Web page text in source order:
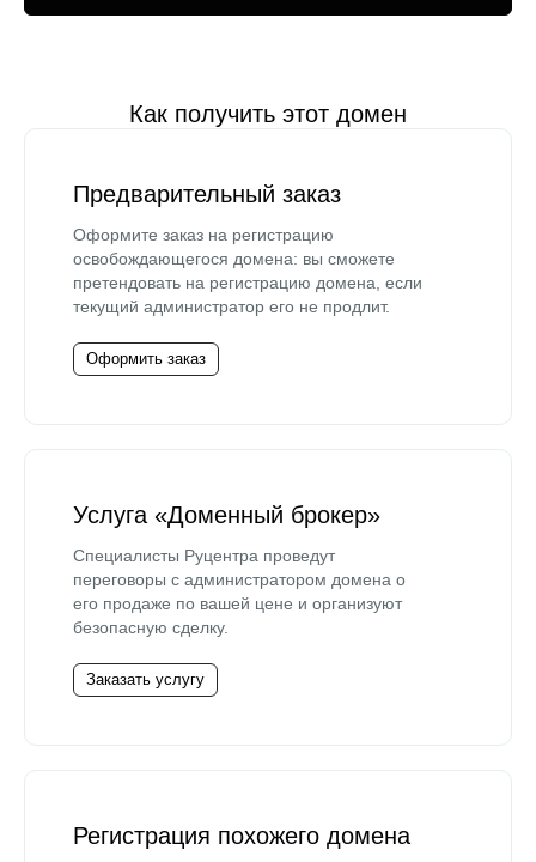
Как получить этот домен
Предварительный заказ
Оформите заказ на регистрацию
освобождающегося домена: вы сможете
претендовать на регистрацию домена, если
текущий администратор его не продлит.
Оформить заказ
Услуга «Доменный брокер»
Специалисты Руцентра проведут
переговоры с администратором домена о
его продаже по вашей цене и организуют
безопасную сделку.
Заказать услугу
Регистрация похожего домена